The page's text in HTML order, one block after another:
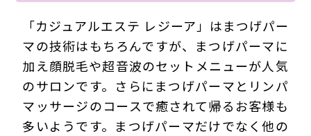
「カジュアルエステ レジーア」はまつげパー
マの技術はもちろんですが、まつげパーマに
加え顔脱毛や超音波のセットメニューが人気
のサロンです。さらにまつげパーマとリンパ
マッサージのコースで癒されて帰るお客様も
多いようです。まつげパーマだけでなく他の